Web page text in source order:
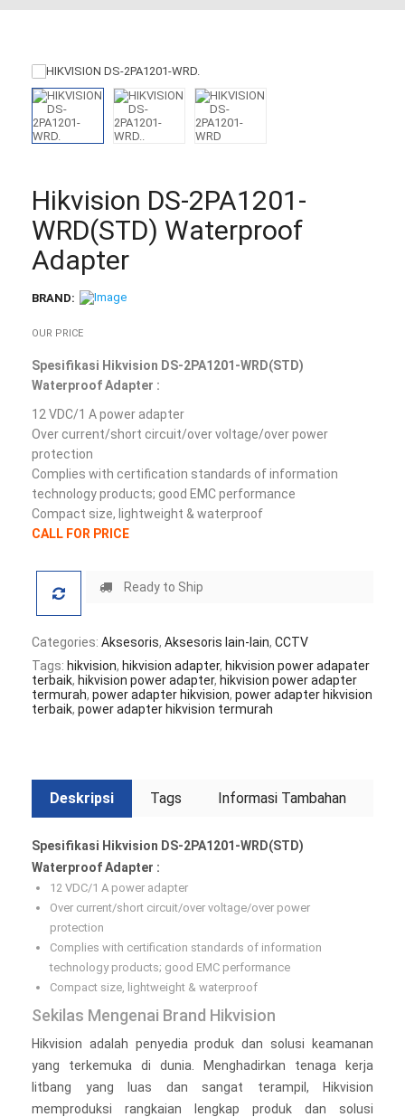
Hikvision DS-2PA1201-
WRD(STD) Waterproof
Adapter
BRAND:
OUR PRICE
Spesifikasi Hikvision DS-2PA1201-WRD(STD)
Waterproof Adapter :
12 VDC/1 A power adapter
Over current/short circuit/over voltage/over power
protection
Complies with certification standards of information
technology products; good EMC performance
Compact size, lightweight & waterproof
CALL FOR PRICE
Ready to Ship
Categories: Aksesoris, Aksesoris lain-lain, CCTV
Tags: hikvision, hikvision adapter, hikvision power adapater
terbaik, hikvision power adapter, hikvision power adapter
termurah, power adapter hikvision, power adapter hikvision
terbaik, power adapter hikvision termurah
Deskripsi Tags Informasi Tambahan
Spesifikasi Hikvision DS-2PA1201-WRD(STD)
Waterproof Adapter :
12 VDC/1 A power adapter
Over current/short circuit/over voltage/over power
protection
Complies with certification standards of information
technology products; good EMC performance
Compact size, lightweight & waterproof
Sekilas Mengenai Brand Hikvision
Hikvision adalah penyedia produk dan solusi keamanan
yang terkemuka di dunia. Menghadirkan tenaga kerja
litbang yang luas dan sangat terampil, Hikvision
memproduksi rangkaian lengkap produk dan solusi